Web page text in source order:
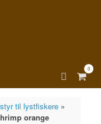
View
0
til lystfiskere»
orange